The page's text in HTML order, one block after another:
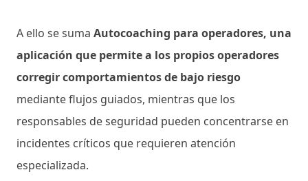
A ello se suma Autocoaching para operadores, una
aplicación que permite a los propios operadores
corregir comportamientos de bajo riesgo
mediante flujos guiados, mientras que los
responsables de seguridad pueden concentrarse en
incidentes críticos que requieren atención
especializada.